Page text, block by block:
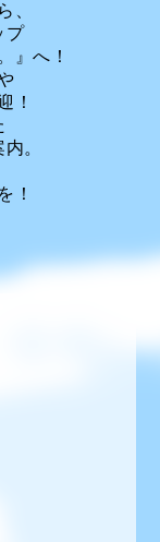
、
プ
』へ！
！
。
！